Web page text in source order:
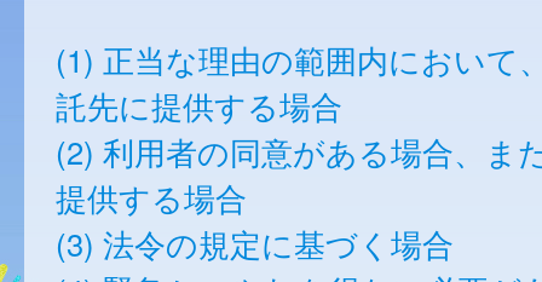
(1) 正当な理由の範囲内において
託先に提供する場合
(2) 利用者の同意がある場合、ま
提供する場合
(3) 法令の規定に基づく場合